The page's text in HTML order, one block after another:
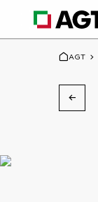
AGT